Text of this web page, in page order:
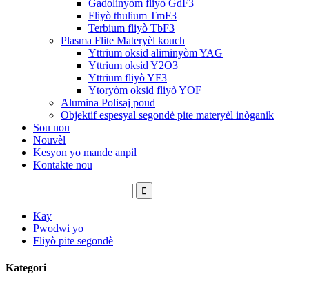
Gadolinyòm fliyò GdF3
Fliyò thulium TmF3
Terbium fliyò TbF3
Plasma Flite Materyèl kouch
Yttrium oksid aliminyòm YAG
Yttrium oksid Y2O3
Yttrium fliyò YF3
Ytoryòm oksid fliyò YOF
Alumina Polisaj poud
Objektif espesyal segondè pite materyèl inòganik
Sou nou
Nouvèl
Kesyon yo mande anpil
Kontakte nou
Kay
Pwodwi yo
Fliyò pite segondè
Kategori